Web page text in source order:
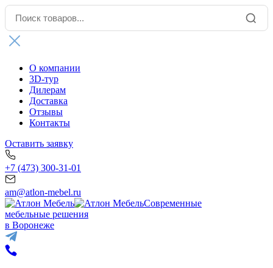
О компании
3D-тур
Дилерам
Доставка
Отзывы
Контакты
Оставить заявку
+7 (473) 300-31-01
am@atlon-mebel.ru
Современные
мебельные решения
в Воронеже